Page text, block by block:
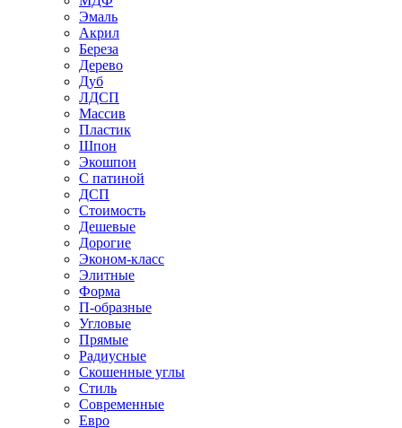
Эмаль
Акрил
Береза
Дерево
Дуб
ЛДСП
Массив
Пластик
Шпон
Экошпон
С патиной
ДСП
Стоимость
Дешевые
Дорогие
Эконом-класс
Элитные
Форма
П-образные
Угловые
Прямые
Радиусные
Скошенные углы
Стиль
Современные
Евро